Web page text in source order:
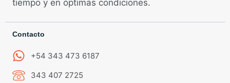
tiempo y en óptimas condiciones.
Contacto
+54 343 473 6187
343 407 2725